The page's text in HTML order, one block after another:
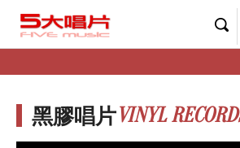
黑膠唱片VINYL